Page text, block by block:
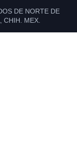
DE NORTE DE
MEX.